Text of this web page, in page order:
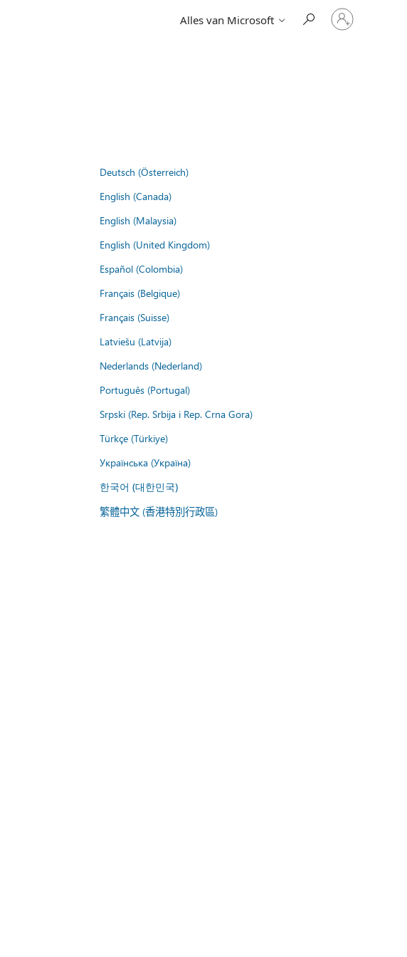
Alles van Microsoft
Meld
je
aan
Deutsch (Österreich)
English (Canada)
English (Malaysia)
English (United Kingdom)
Español (Colombia)
Français (Belgique)
Français (Suisse)
Latviešu (Latvija)
Nederlands (Nederland)
Português (Portugal)
Srpski (Rep. Srbija i Rep. Crna Gora)
Türkçe (Türkiye)
Українська (Україна)
한국어 (대한민국)
繁體中文 (香港特別行政區)